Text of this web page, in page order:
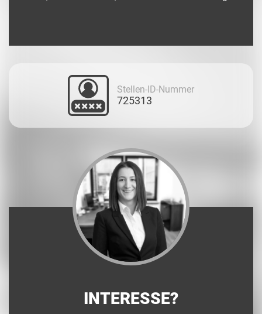
Stellen-ID-Nummer
725313
INTERESSE?